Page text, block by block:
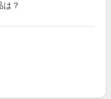
は？